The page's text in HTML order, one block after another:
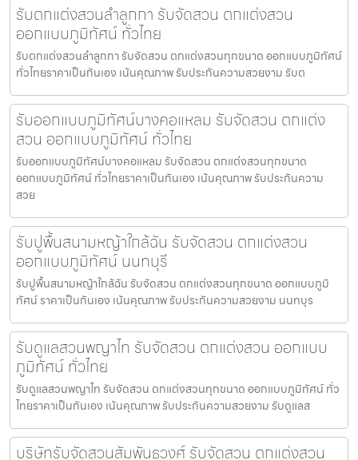
รับตกแต่งสวนลำลูกกา รับจัดสวน ตกแต่งสวน
ออกแบบภูมิทัศน์ ทั่วไทย
รับตกแต่งสวนลำลูกกา รับจัดสวน ตกแต่งสวนทุกขนาด ออกแบบภูมิทัศน์
ทั่วไทยราคาเป็นกันเอง เน้นคุณภาพ รับประกันความสวยงาม รับต
รับออกแบบภูมิทัศน์บางคอแหลม รับจัดสวน ตกแต่ง
สวน ออกแบบภูมิทัศน์ ทั่วไทย
รับออกแบบภูมิทัศน์บางคอแหลม รับจัดสวน ตกแต่งสวนทุกขนาด
ออกแบบภูมิทัศน์ ทั่วไทยราคาเป็นกันเอง เน้นคุณภาพ รับประกันความ
สวย
รับปูพื้นสนามหญ้าใกล้ฉัน รับจัดสวน ตกแต่งสวน
ออกแบบภูมิทัศน์ นนทบุรี
รับปูพื้นสนามหญ้าใกล้ฉัน รับจัดสวน ตกแต่งสวนทุกขนาด ออกแบบภูมิ
ทัศน์ ราคาเป็นกันเอง เน้นคุณภาพ รับประกันความสวยงาม นนทบุร
รับดูแลสวนพญาไท รับจัดสวน ตกแต่งสวน ออกแบบ
ภูมิทัศน์ ทั่วไทย
รับดูแลสวนพญาไท รับจัดสวน ตกแต่งสวนทุกขนาด ออกแบบภูมิทัศน์ ทั่ว
ไทยราคาเป็นกันเอง เน้นคุณภาพ รับประกันความสวยงาม รับดูแลส
บริษัทรับจัดสวนสัมพันธวงศ์ รับจัดสวน ตกแต่งสวน